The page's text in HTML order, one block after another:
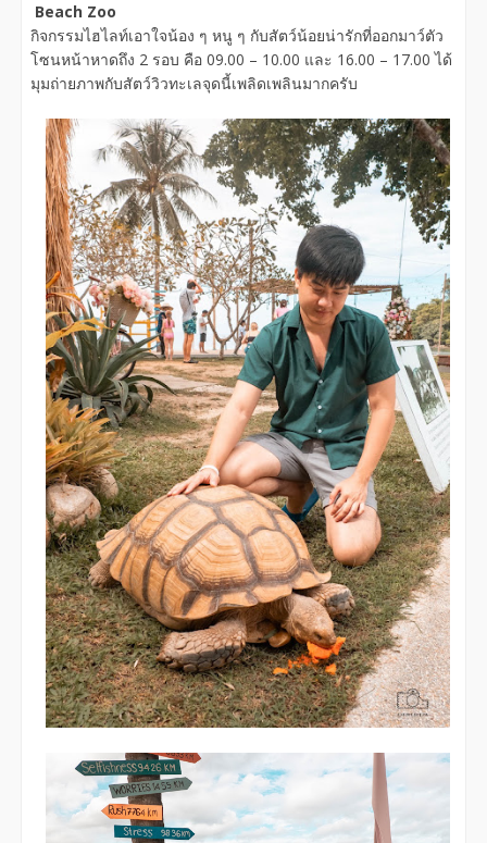
Beach Zoo
กิจกรรมไฮไลท์เอาใจน้อง ๆ หนู ๆ กับสัตว์น้อยน่ารักที่ออกมาว์ตัว
โซนหน้าหาดถึง 2 รอบ คือ 09.00 – 10.00 และ 16.00 – 17.00 ได้
มุมถ่ายภาพกับสัตว์วิวทะเลจุดนี้เพลิดเพลินมากครับ